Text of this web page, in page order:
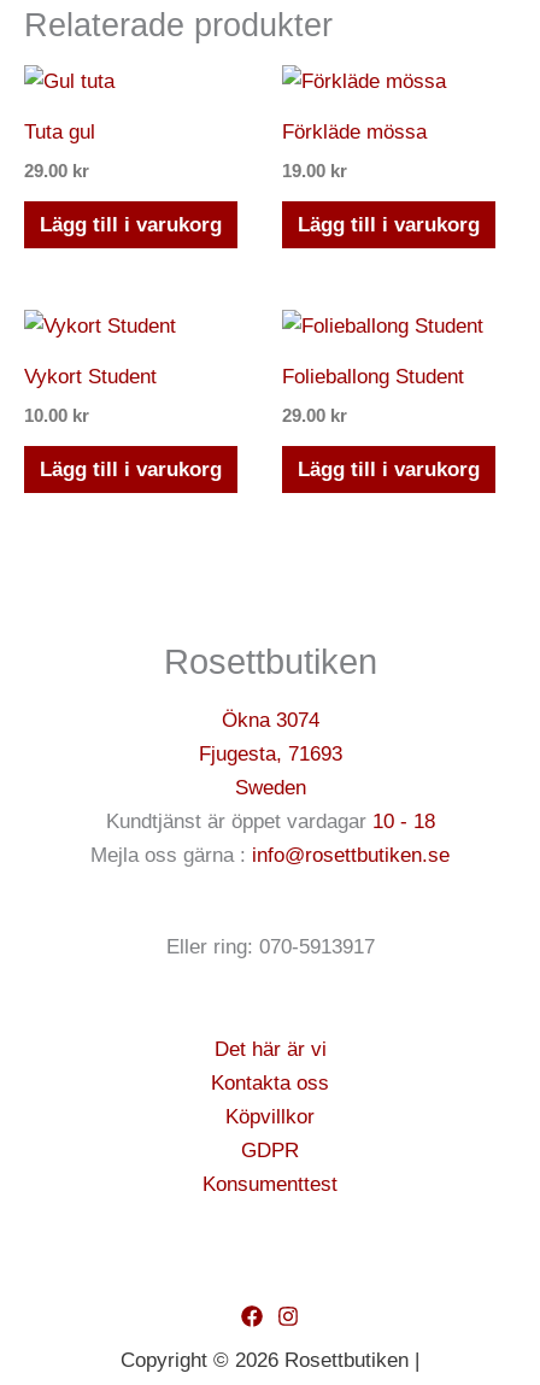
Relaterade produkter
Tuta gul
29.00 kr
Lägg till i varukorg
Förkläde mössa
19.00 kr
Lägg till i varukorg
Vykort Student
10.00 kr
Lägg till i varukorg
Folieballong Student
29.00 kr
Lägg till i varukorg
Rosettbutiken
Ökna 3074
Fjugesta, 71693
Sweden
Kundtjänst är öppet vardagar 10 - 18
Mejla oss gärna : info@rosettbutiken.se
Eller ring: 070-5913917
Det här är vi
Kontakta oss
Köpvillkor
GDPR
Konsumenttest
Copyright © 2026 Rosettbutiken |